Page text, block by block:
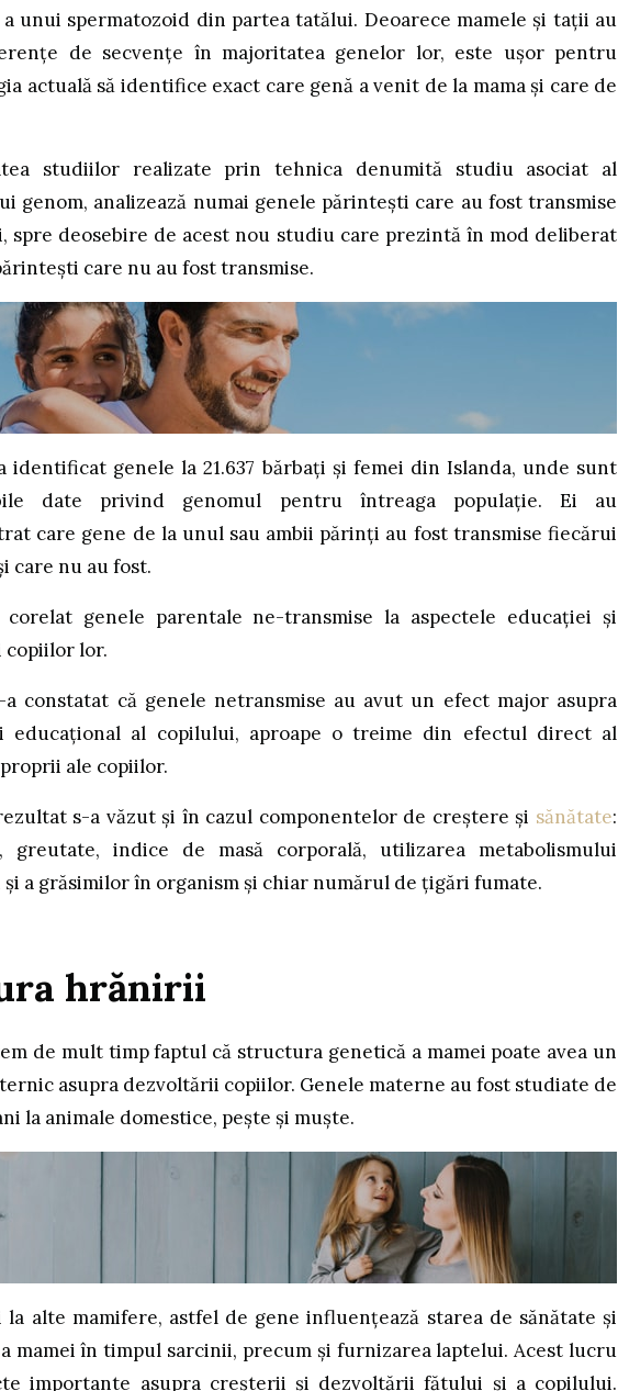
a unui spermatozoid din partea tatălui. Deoarece mamele și tații au
de secvențe în majoritatea genelor lor, este ușor pentru
actuală să identifice exact care genă a venit de la mama și care de
studiilor realizate prin tehnica denumită studiu asociat al
genom, analizează numai genele părintești care au fost transmise
spre deosebire de acest nou studiu care prezintă în mod deliberat
care nu au fost transmise.
identificat genele la 21.637 bărbați și femei din Islanda, unde sunt
date privind genomul pentru întreaga populație. Ei au
care gene de la unul sau ambii părinţi au fost transmise fiecărui
care nu au fost.
corelat genele parentale ne-transmise la aspectele educației și
copiilor lor.
a constatat că genele netransmise au avut un efect major asupra
educațional al copilului, aproape o treime din efectul direct al
ale copiilor.
s-a văzut şi în cazul componentelor de creștere și sănătate:
greutate, indice de masă corporală, utilizarea metabolismului
și a grăsimilor în organism și chiar numărul de țigări fumate.
hrănirii
de mult timp faptul că structura genetică a mamei poate avea un
asupra dezvoltării copiilor. Genele materne au fost studiate de
la animale domestice, pește și muște.
la alte mamifere, astfel de gene influențează starea de sănătate și
mamei în timpul sarcinii, precum și furnizarea laptelui. Acest lucru
importante asupra creșterii și dezvoltării fătului și a copilului.